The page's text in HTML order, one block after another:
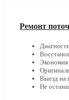
Ремонт
Выезд на
Не